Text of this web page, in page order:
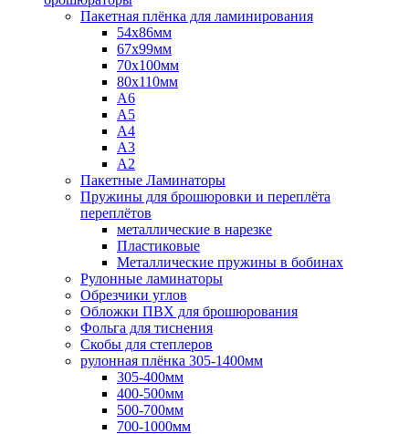
Пакетная плёнка для ламинирования
54x86мм
67x99мм
70х100мм
80x110мм
A6
A5
A4
A3
A2
Пакетные Ламинаторы
Пружины для брошюровки и переплёта
переплётов
металлические в нарезке
Пластиковые
Металлические пружины в бобинах
Рулонные ламинаторы
Обрезчики углов
Обложки ПВХ для брошюрования
Фольга для тиснения
Скобы для степлеров
рулонная плёнка 305-1400мм
305-400мм
400-500мм
500-700мм
700-1000мм